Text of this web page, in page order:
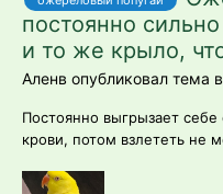
постоянно
и то же крыло,
Аленв опубликовал тема в
Постоянно выгрызает
крови, потом взлететь не
выпускаю с клетки она